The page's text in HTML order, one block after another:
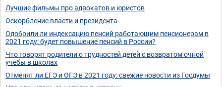
Лучшие фильмы про адвокатов и юристов
Оскорбление власти и президента
Одобрили ли индексацию пенсий работающим пенсионерам в
2021 году: будет повышение пенсий в России?
Что говорят родители о трудностей детей с возвратом очной
учебы в школах
Отменят ли ЕГЭ и ОГЭ в 2021 году: свежие новости из Госдумы